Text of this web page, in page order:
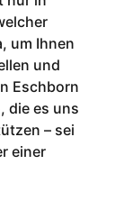
um Ihnen
und
Eschborn
die es uns
– sei
einer